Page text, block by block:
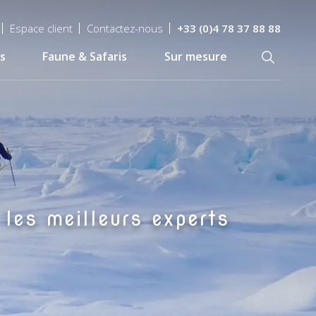
Espace client Contactez-nous +33 (0)4 78 37 88 88
Faune & Safaris Sur mesure
meilleurs experts